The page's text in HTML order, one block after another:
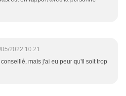
2022 10:21
mais j'ai eu peur qu'il soit trop